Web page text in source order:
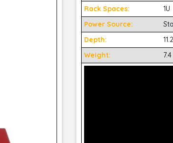
Rack Spaces:
1U
Power Source:
Depth:
Weight: